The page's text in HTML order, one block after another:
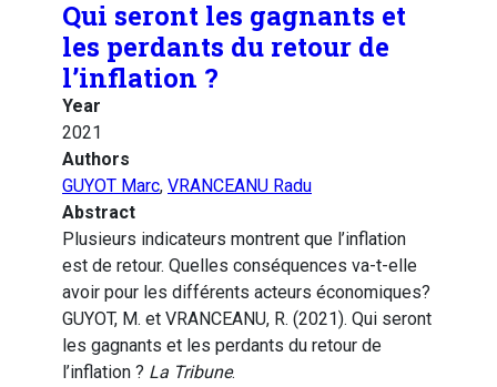
Qui seront les gagnants et
les perdants du retour de
l’inflation ?
Year
2021
Authors
GUYOT Marc, VRANCEANU Radu
Abstract
Plusieurs indicateurs montrent que l’inflation
est de retour. Quelles conséquences va-t-elle
avoir pour les différents acteurs économiques?
GUYOT, M. et VRANCEANU, R. (2021). Qui seront
les gagnants et les perdants du retour de
l’inflation ? La Tribune.